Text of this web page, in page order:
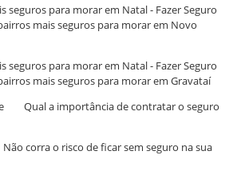
seguros para morar em Natal - Fazer Seguro
mais seguros para morar em Novo
seguros para morar em Natal - Fazer Seguro
mais seguros para morar em Gravataí
emQual a importância de contratar o seguro
Não corra o risco de ficar sem seguro na sua